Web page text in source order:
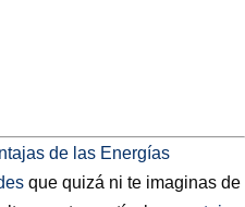
de las Energías
que quizá ni te imaginas de